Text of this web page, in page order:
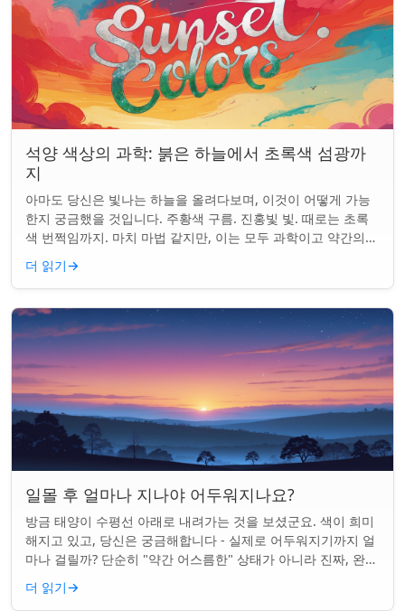
석양 색상의 과학: 붉은 하늘에서 초록색 섬광까
지
아마도 당신은 빛나는 하늘을 올려다보며, 이것이 어떻게 가능
한지 궁금했을 것입니다. 주황색 구름. 진홍빛 빛. 때로는 초록
색 번쩍임까지. 마치 마법 같지만, 이는 모두 과학이고 약간의
타이밍의 문제입니다. 태양은 지...
더 읽기→
일몰 후 얼마나 지나야 어두워지나요?
방금 태양이 수평선 아래로 내려가는 것을 보셨군요. 색이 희미
해지고 있고, 당신은 궁금해합니다 - 실제로 어두워지기까지 얼
마나 걸릴까? 단순히 "약간 어스름한" 상태가 아니라 진짜, 완전
한 밤이 되는 것. 알고 보니...
더 읽기→